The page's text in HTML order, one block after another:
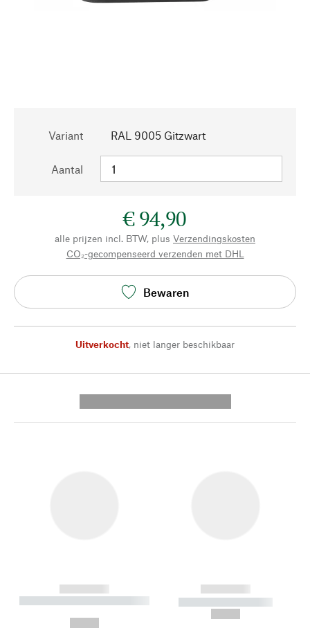
Variant RAL 9005 Gitzwart
Aantal
€ 94,90
alle prijzen incl. BTW, plus Verzendingskosten
CO₂-gecompenseerd verzenden met DHL
Bewaren
Uitverkocht, niet langer beschikbaar
------------
----------- ----------- --------
------------
----------- -----------